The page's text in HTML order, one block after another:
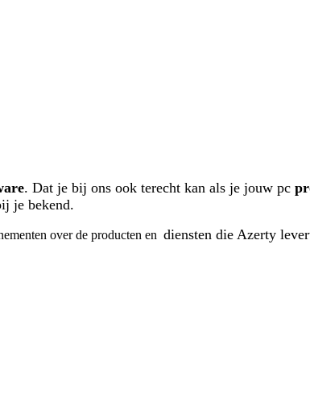
. Dat je bij ons ook terecht kan als je jouw pc
je bekend.
over de producten en diensten die Azerty